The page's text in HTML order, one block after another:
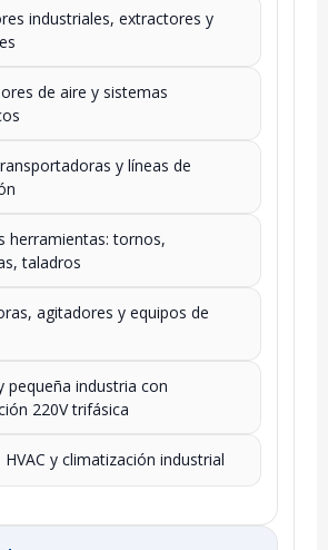
industriales, extractores y
de aire y sistemas
y líneas de
herramientas: tornos,
taladros
agitadores y equipos de
pequeña industria con
220V trifásica
HVAC y climatización industrial